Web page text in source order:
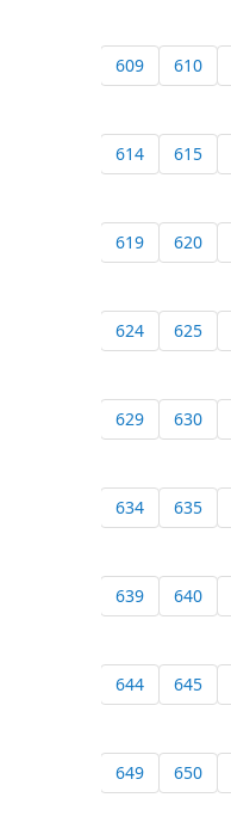
609 610
614 615
619 620
624 625
629 630
634 635
639 640
644 645
649 650